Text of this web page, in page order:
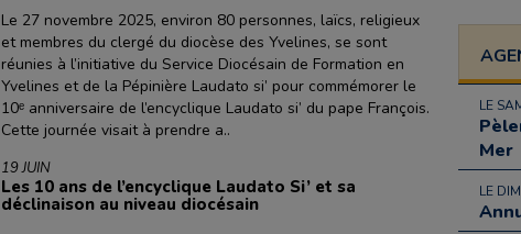
Le 27 novembre 2025, environ 80 personnes, laïcs, religieux
et membres du clergé du diocèse des Yvelines, se sont
réunies à l’initiative du Service Diocésain de Formation en
Yvelines et de la Pépinière Laudato si’ pour commémorer le
10ᵉ anniversaire de l’encyclique Laudato si’ du pape François.
Cette journée visait à prendre a..
19 JUIN
Les 10 ans de l’encyclique Laudato Si’ et sa
déclinaison au niveau diocésain
LE
Mer
LE